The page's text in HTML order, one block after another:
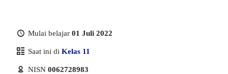
Mulai belajar 01 Juli 2022
Saat ini di Kelas 11
NISN 0062728983